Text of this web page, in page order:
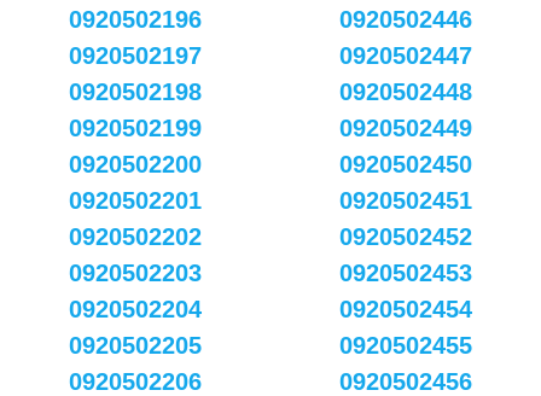
0920502196
0920502197
0920502198
0920502199
0920502200
0920502201
0920502202
0920502203
0920502204
0920502205
0920502206
0920502446
0920502447
0920502448
0920502449
0920502450
0920502451
0920502452
0920502453
0920502454
0920502455
0920502456